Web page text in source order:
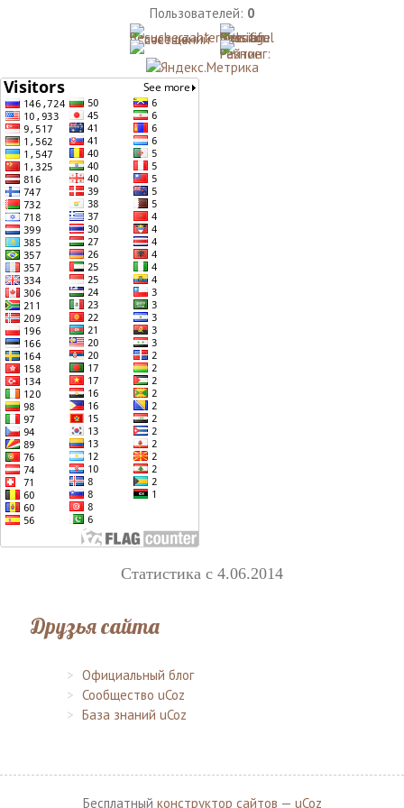
Пользователей: 0
Статистика с 4.06.2014
Друзья сайта
Официальный блог
Сообщество uCoz
База знаний uCoz
Бесплатный конструктор сайтов — uCoz